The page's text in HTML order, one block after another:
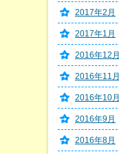
2017年2月
2017年1月
2016年12月
2016年11月
2016年10月
2016年9月
2016年8月